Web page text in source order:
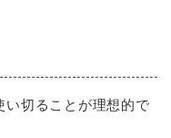
い切ることが理想的で